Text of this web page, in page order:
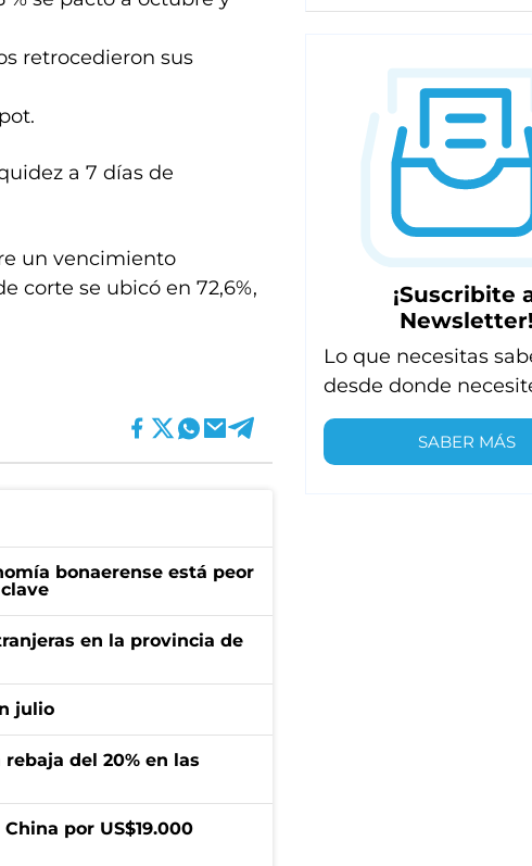
retrocedieron sus
a 7 días de
un vencimiento
corte se ubicó en 72,6%,
bonaerense está peor
en la provincia de
julio
del 20% en las
por US$19.000
¡Suscribite
Newsletter!
Lo que necesitas
desde donde
SABER MÁS